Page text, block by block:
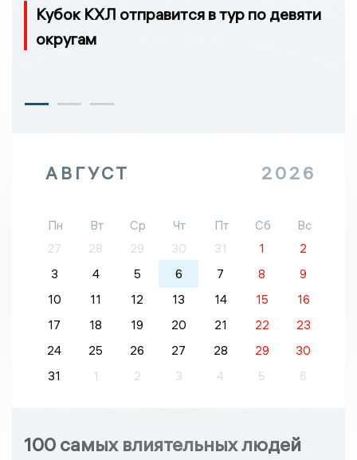
Кубок КХЛ отправится в тур по девяти
округам
АВГУСТ 2026
Пн Вт Ср Чт Пт Сб
Вс
27
28 29 30 31 1
2
3
4 5 6 7 8
9
10
11 12 13 14 15
16
17
18 19 20 21 22
23
24
25 26 27 28 29
30
31
1 2 3 4 5 6
100 самых влиятельных людей